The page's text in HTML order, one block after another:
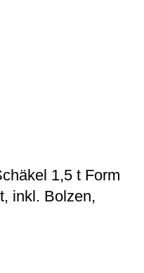
1,5 t Form
inkl. Bolzen,